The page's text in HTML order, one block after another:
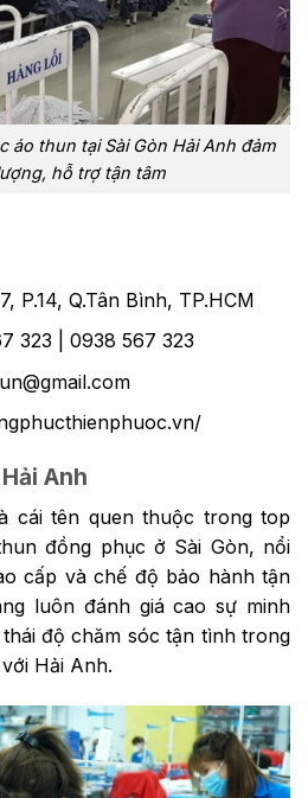
áo thun tại Sài Gòn Hải Anh đảm
hỗ trợ tận tâm
P.14, Q.Tân Bình, TP.HCM
323 | 0938 567 323
Anh
cái tên quen thuộc trong top
đồng phục ở Sài Gòn, nổi
cấp và chế độ bảo hành tận
luôn đánh giá cao sự minh
độ chăm sóc tận tình trong
Hải Anh.